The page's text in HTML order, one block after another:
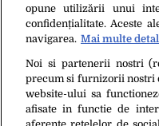
19 Apr. 2020, 10:16
EXCEPȚIE. Singurii
feriți de coronavirus.
în toată țara
opune utilizării unui
confidențialitate. Aceste
navigarea. Mai multe
Noi si partenerii nostri
precum si furnizorii nostri
website-ului sa
afisate in functie de